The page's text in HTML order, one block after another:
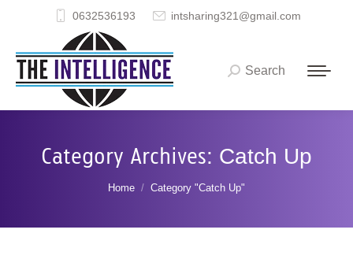
0632536193 intsharing321@gmail.com
Search:
Search
Category Archives: Catch Up
You are here:
Home Category "Catch Up"